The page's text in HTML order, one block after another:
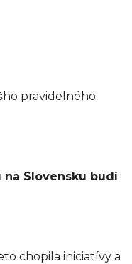
pravidelného
Slovensku budí
chopila iniciatívy a